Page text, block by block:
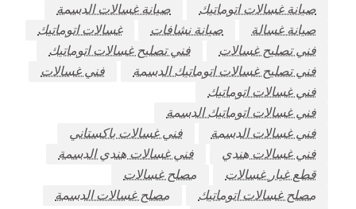
صيانة غسالات اتوماتيك
صيانة غسالات الدسمة
صيانة غسالة
صيانة نشافات
غسالات اتوماتيك
فني تصليح غسالات
فني تصليح غسالات اتوماتيك
فني تصليح غسالات اتوماتيك الدسمة
فني غسالات
فني غسالات اتوماتيك
فني غسالات اتوماتيك الدسمة
فني غسالات الدسمة
فني غسالات باكستاني
فني غسالات هندي
فني غسالات هندي الدسمة
قطع غيار غسالات
مصلح غسالات
مصلح غسالات اتوماتيك
مصلح غسالات الدسمة